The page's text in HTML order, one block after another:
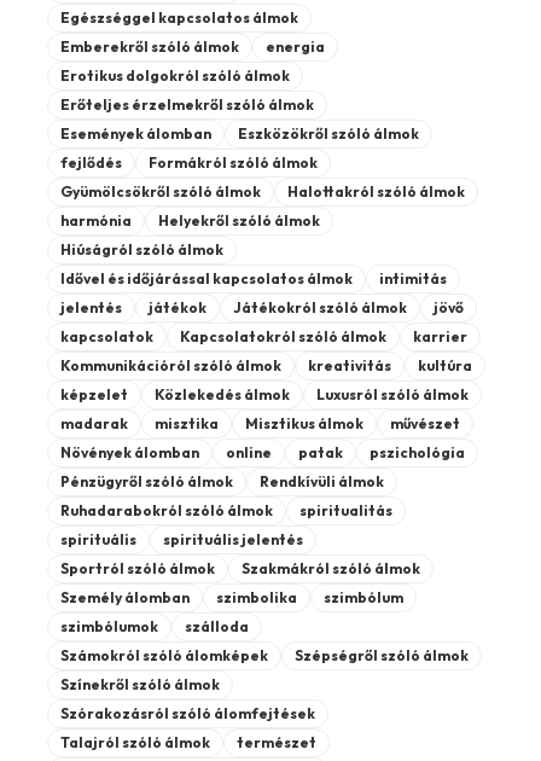
Egészséggel kapcsolatos álmok
Emberekről szóló álmok
energia
Erotikus dolgokról szóló álmok
Erőteljes érzelmekről szóló álmok
Események álomban
Eszközökről szóló álmok
fejlődés
Formákról szóló álmok
Gyümölcsökről szóló álmok
Halottakról szóló álmok
harmónia
Helyekről szóló álmok
Hiúságról szóló álmok
Idővel és időjárással kapcsolatos álmok
intimitás
jelentés
játékok Játékokról szóló álmok
jövő
kapcsolatok
Kapcsolatokról szóló álmok
karrier
Kommunikációról szóló álmok
kreativitás
kultúra
képzelet
Közlekedés álmok
Luxusról szóló álmok
madarak
misztika Misztikus álmok
művészet
Növények álomban
online patak
pszichológia
Pénzügyről szóló álmok
Rendkívüli álmok
Ruhadarabokról szóló álmok
spiritualitás
spirituális
spirituális jelentés
Sportról szóló álmok
Szakmákról szóló álmok
Személy álomban
szimbolika
szimbólum
szimbólumok
szálloda
Számokról szóló álomképek
Szépségről szóló álmok
Színekről szóló álmok
Szórakozásról szóló álomfejtések
Talajról szóló álmok
természet